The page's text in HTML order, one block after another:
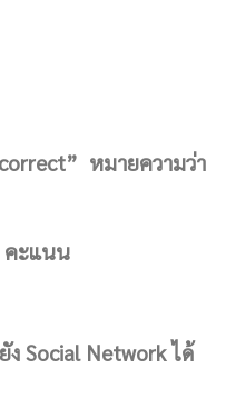
หมายความว่า
คะแนน
Social Network ได้